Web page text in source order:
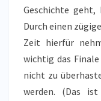
Geschichte geht,
Durch einen
Zeit hierfür
wichtig das Finale
nicht zu
werden. (Das